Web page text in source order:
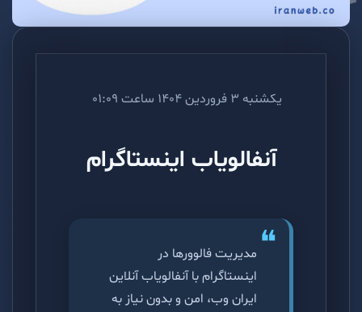
یکشنبه 3 فروردین 1404 ساعت 01:09
آنفالویاب اینستاگرام
مدیریت فالوورها در
اینستاگرام با آنفالویاب آنلاین
ایران وب، امن و بدون نیاز به